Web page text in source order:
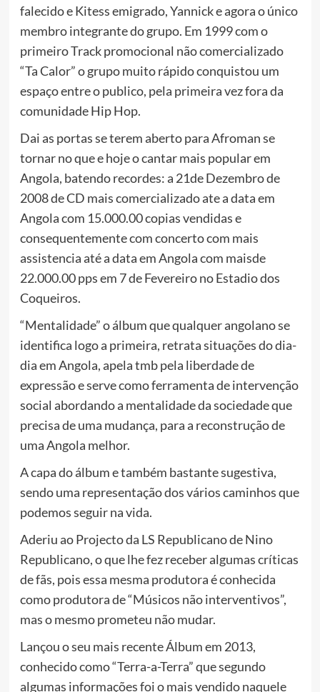
falecido e Kitess emigrado, Yannick e agora o único
membro integrante do grupo. Em 1999 com o
primeiro Track promocional não comercializado
“Ta Calor” o grupo muito rápido conquistou um
espaço entre o publico, pela primeira vez fora da
comunidade Hip Hop.
Dai as portas se terem aberto para Afroman se
tornar no que e hoje o cantar mais popular em
Angola, batendo recordes: a 21de Dezembro de
2008 de CD mais comercializado ate a data em
Angola com 15.000.00 copias vendidas e
consequentemente com concerto com mais
assistencia até a data em Angola com maisde
22.000.00 pps em 7 de Fevereiro no Estadio dos
Coqueiros.
“Mentalidade” o álbum que qualquer angolano se
identifica logo a primeira, retrata situações do dia-
dia em Angola, apela tmb pela liberdade de
expressão e serve como ferramenta de intervenção
social abordando a mentalidade da sociedade que
precisa de uma mudança, para a reconstrução de
uma Angola melhor.
A capa do álbum e também bastante sugestiva,
sendo uma representação dos vários caminhos que
podemos seguir na vida.
Aderiu ao Projecto da LS Republicano de Nino
Republicano, o que lhe fez receber algumas críticas
de fãs, pois essa mesma produtora é conhecida
como produtora de “Músicos não interventivos”,
mas o mesmo prometeu não mudar.
Lançou o seu mais recente Álbum em 2013,
conhecido como “Terra-a-Terra” que segundo
algumas informações foi o mais vendido naquele